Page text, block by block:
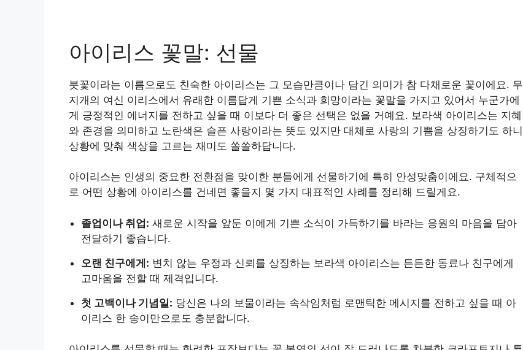
아이리스 꽃말: 선물
붓꽃이라는 이름으로도 친숙한 아이리스는 그 모습만큼이나 담긴 의미가 참 다채로운 꽃이에요. 무
지개의 여신 이리스에서 유래한 이름답게 기쁜 소식과 희망이라는 꽃말을 가지고 있어서 누군가에
게 긍정적인 에너지를 전하고 싶을 때 이보다 더 좋은 선택은 없을 거예요. 보라색 아이리스는 지혜
와 존경을 의미하고 노란색은 슬픈 사랑이라는 뜻도 있지만 대체로 사랑의 기쁨을 상징하기도 하니
상황에 맞춰 색상을 고르는 재미도 쏠쏠하답니다.
아이리스는 인생의 중요한 전환점을 맞이한 분들에게 선물하기에 특히 안성맞춤이에요. 구체적으
로 어떤 상황에 아이리스를 건네면 좋을지 몇 가지 대표적인 사례를 정리해 드릴게요.
졸업이나 취업: 새로운 시작을 앞둔 이에게 기쁜 소식이 가득하기를 바라는 응원의 마음을 담아
전달하기 좋습니다.
오랜 친구에게: 변치 않는 우정과 신뢰를 상징하는 보라색 아이리스는 든든한 동료나 친구에게
고마움을 전할 때 제격입니다.
첫 고백이나 기념일: 당신은 나의 보물이라는 속삭임처럼 로맨틱한 메시지를 전하고 싶을 때 아
이리스 한 송이만으로도 충분합니다.